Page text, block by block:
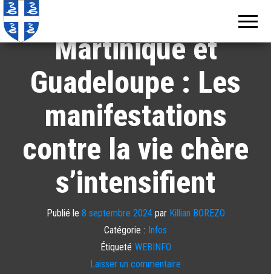
Martinique et
Guadeloupe : Les
manifestations
contre la vie chère
s’intensifient
Publié le 8 septembre 2024par Killian BOREZO
Catégorie : Infos
Étiqueté WEBINFO
Laisser un commentaire